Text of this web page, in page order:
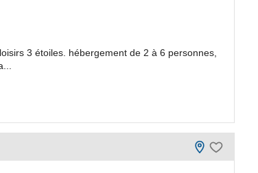
3 étoiles. hébergement de 2 à 6 personnes,